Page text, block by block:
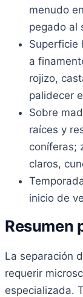
menudo
pegado al
Superficie
a
rojizo,
palidecer
Sobre
raíces y
coníferas;
claros,
inicio de
Resumen
La separación
requerir
especializada.